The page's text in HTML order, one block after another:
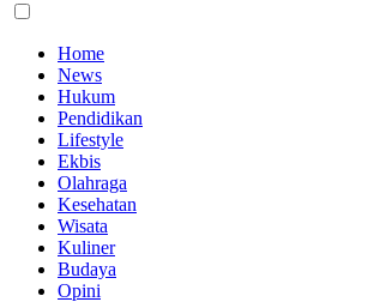
Home
News
Hukum
Pendidikan
Lifestyle
Ekbis
Olahraga
Kesehatan
Wisata
Kuliner
Budaya
Opini